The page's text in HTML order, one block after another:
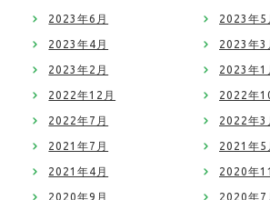
2023年6月 2023年5
2023年4月 2023年3
2023年2月 2023年1
2022年12月 2022年
2022年7月 2022年3
2021年7月 2021年5
2021年4月 2020年
2020年9月 2020年7